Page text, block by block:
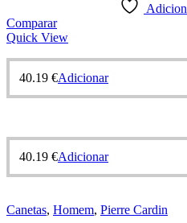
Comparar
Quick View
40.19 €Adicionar
40.19 €Adicionar
Canetas, Homem, Pierre Cardin